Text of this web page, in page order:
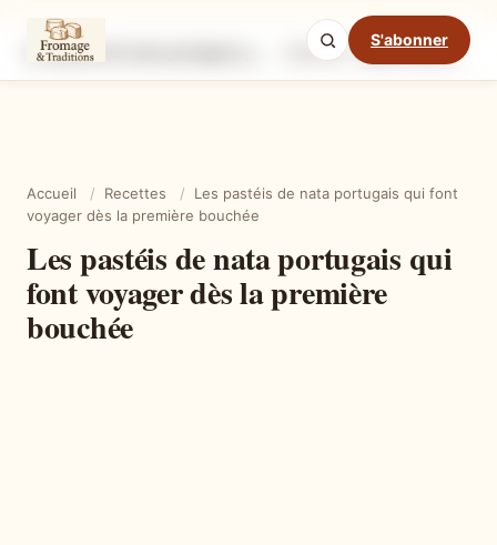
S'abonner
Ingrédients Étapes
Mode cuisine
Accueil / Recettes /
Les pastéis de nata portugais qui font
voyager dès la première bouchée
Les pastéis de nata portugais qui
font voyager dès la première
bouchée